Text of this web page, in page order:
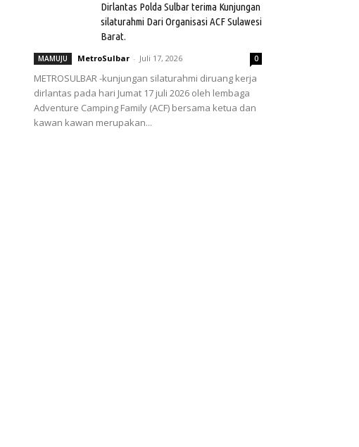
Dirlantas Polda Sulbar terima Kunjungan
silaturahmi Dari Organisasi ACF Sulawesi
Barat.
MAMUJU MetroSulbar - Juli 17, 2026 0
METROSULBAR -kunjungan silaturahmi diruang kerja
dirlantas pada hari Jumat 17 juli 2026 oleh lembaga
Adventure Camping Family (ACF) bersama ketua dan
kawan kawan merupakan...